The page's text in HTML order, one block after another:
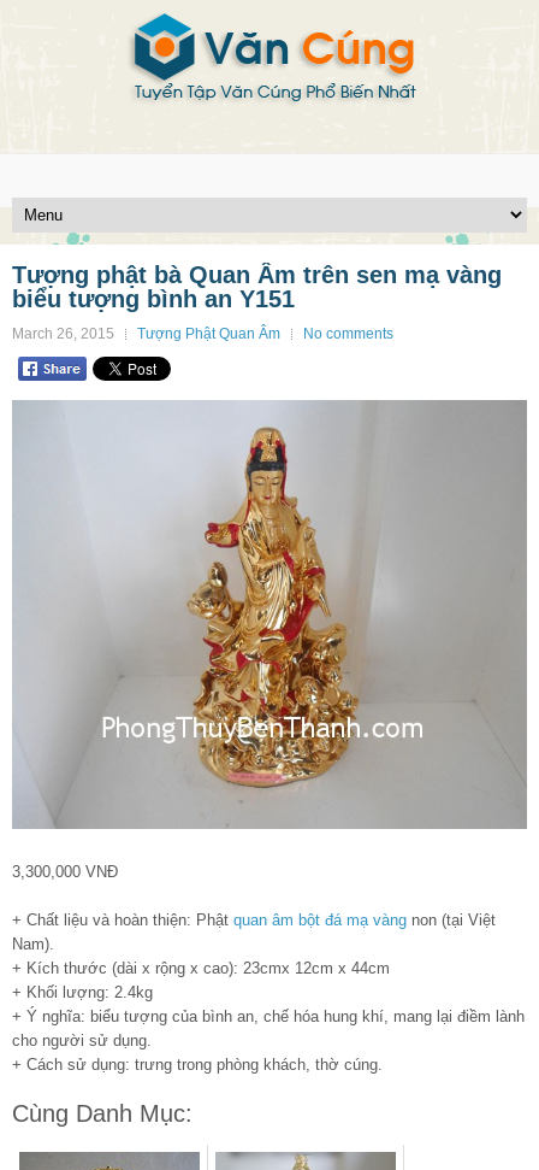
Tượng phật bà Quan Âm trên sen mạ vàng
biểu tượng bình an Y151
March 26, 2015 Tượng Phật Quan Âm No comments
3,300,000 VNĐ
+ Chất liệu và hoàn thiện: Phật quan âm bột đá mạ vàng non (tại Việt
Nam).
+ Kích thước (dài x rộng x cao): 23cmx 12cm x 44cm
+ Khối lượng: 2.4kg
+ Ý nghĩa: biểu tượng của bình an, chế hóa hung khí, mang lại điềm lành
cho người sử dụng.
+ Cách sử dụng: trưng trong phòng khách, thờ cúng.
Cùng Danh Mục: